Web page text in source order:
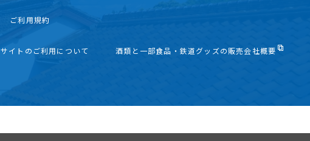
ご利用規約
サイトのご利用について 酒類と一部食品・鉄道グッズの販売会社概要